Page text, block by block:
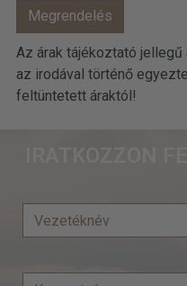
Az árak tájékoztató
az irodával történő
feltüntetett áraktól!